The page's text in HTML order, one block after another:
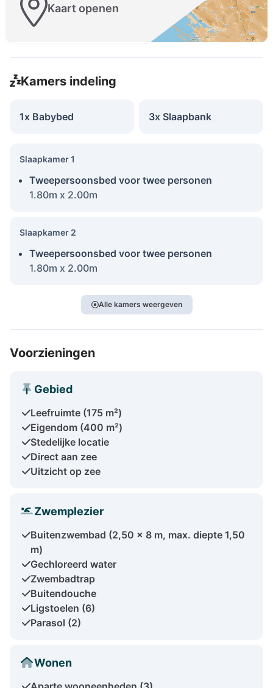
Kaart openen
Kamers indeling
1x Babybed 3x Slaapbank
Slaapkamer 1
Tweepersoonsbed voor twee personen
1.80m x 2.00m
Slaapkamer 2
Tweepersoonsbed voor twee personen
1.80m x 2.00m
Alle kamers weergeven
Voorzieningen
Gebied
Leefruimte (175 m²)
Eigendom (400 m²)
Stedelijke locatie
Direct aan zee
Uitzicht op zee
Zwemplezier
Buitenzwembad (2,50 x 8 m, max. diepte 1,50
m)
Gechloreerd water
Zwembadtrap
Buitendouche
Ligstoelen (6)
Parasol (2)
Wonen